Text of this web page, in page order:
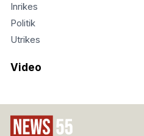
Inrikes
Politik
Utrikes
Video